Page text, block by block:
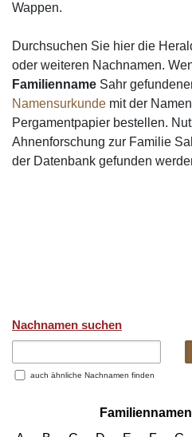
Wappen.
Durchsuchen Sie hier die
oder weiteren Nachnamen.
Familienname Sahr
Namensurkunde mit der
Pergamentpapier bestellen.
Ahnenforschung zur Familie
der Datenbank gefunden
Nachnamen suchen
auch ähnliche Nachnamen finden